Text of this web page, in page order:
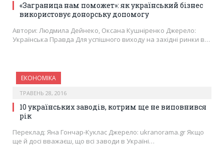
«Заграница нам поможет»: як український бізнес
використовує донорську допомогу
Автори: Людмила Дейнеко, Оксана Кушніренко Джерело:
Українська Правда Для успішного виходу на західні ринки в…
ЕКОНОМІКА
ТРАВЕНЬ 28, 2016
10 українських заводів, котрим ще не виповнився
рік
Переклад: Яна Гончар-Куклас Джерело: ukranorama.gr Якщо
ще й досі вважаєш, що всі заводи в Україні…